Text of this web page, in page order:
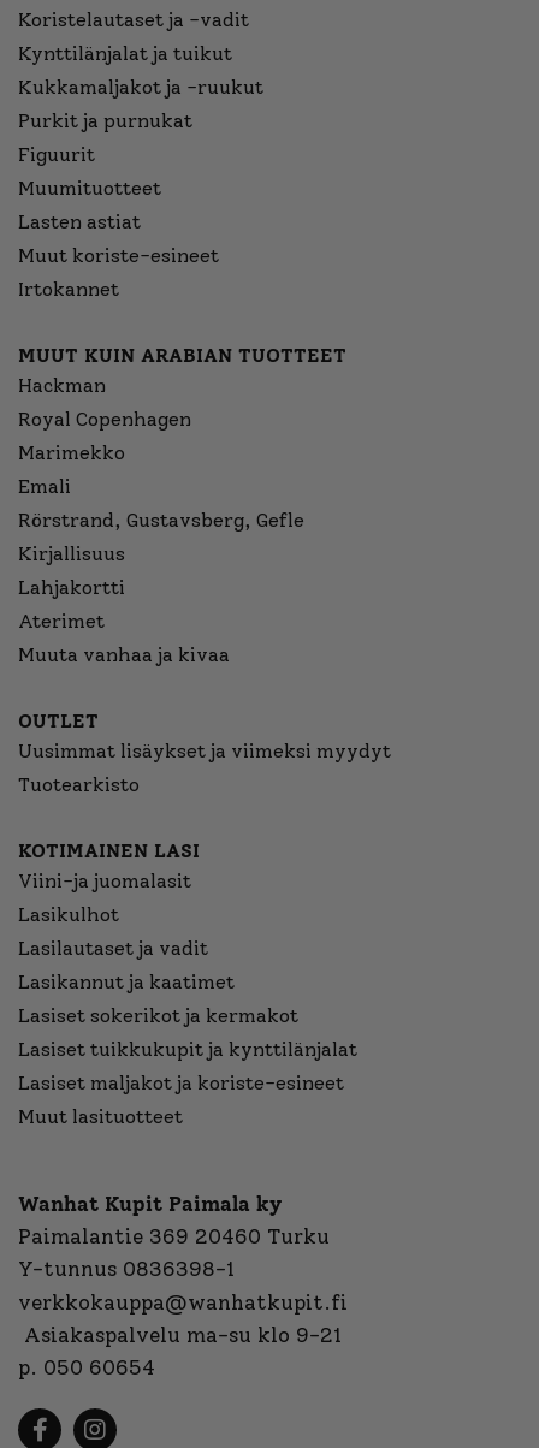
Koristelautaset ja -vadit
Kynttilänjalat ja tuikut
Kukkamaljakot ja -ruukut
Purkit ja purnukat
Figuurit
Muumituotteet
Lasten astiat
Muut koriste-esineet
Irtokannet
MUUT KUIN ARABIAN TUOTTEET
Hackman
Royal Copenhagen
Marimekko
Emali
Rörstrand, Gustavsberg, Gefle
Kirjallisuus
Lahjakortti
Aterimet
Muuta vanhaa ja kivaa
OUTLET
Uusimmat lisäykset ja viimeksi myydyt
Tuotearkisto
KOTIMAINEN LASI
Viini-ja juomalasit
Lasikulhot
Lasilautaset ja vadit
Lasikannut ja kaatimet
Lasiset sokerikot ja kermakot
Lasiset tuikkukupit ja kynttilänjalat
Lasiset maljakot ja koriste-esineet
Muut lasituotteet
Wanhat Kupit Paimala ky
Paimalantie 369 20460 Turku
Y-tunnus 0836398-1
verkkokauppa@wanhatkupit.fi
Asiakaspalvelu ma-su klo 9-21
p. 050 60654